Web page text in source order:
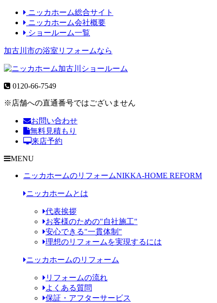
ニッカホーム総合サイト
ニッカホーム会社概要
ショールーム一覧
加古川市の浴室リフォームなら
0120-66-7549
※店舗への直通番号ではございません
お問い合わせ
無料見積もり
来店予約
MENU
ニッカホームのリフォームNIKKA-HOME REFORM
ニッカホームとは
代表挨拶
お客様のための"自社施工"
安心できる"一貫体制"
理想のリフォームを実現するには
ニッカホームのリフォーム
リフォームの流れ
よくある質問
保証・アフターサービス